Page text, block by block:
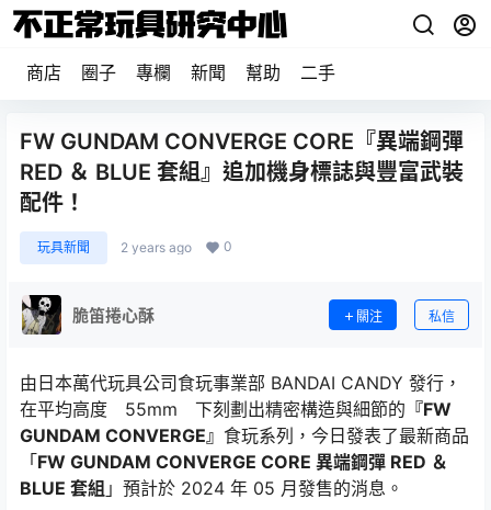
商店 圈子 專欄 新聞 幫助 二手
FW GUNDAM CONVERGE CORE『異端鋼彈
RED ＆ BLUE 套組』追加機身標誌與豐富武裝
配件！
玩具新聞 2 years ago 0
脆笛捲心酥 關注 私信
由日本萬代玩具公司食玩事業部 BANDAI CANDY 發行，
在平均高度 55mm 下刻劃出精密構造與細節的 『FW
GUNDAM CONVERGE』 食玩系列，今日發表了最新商品
「FW GUNDAM CONVERGE CORE 異端鋼彈 RED ＆
BLUE 套組 」預計於 2024 年 05 月發售的消息。